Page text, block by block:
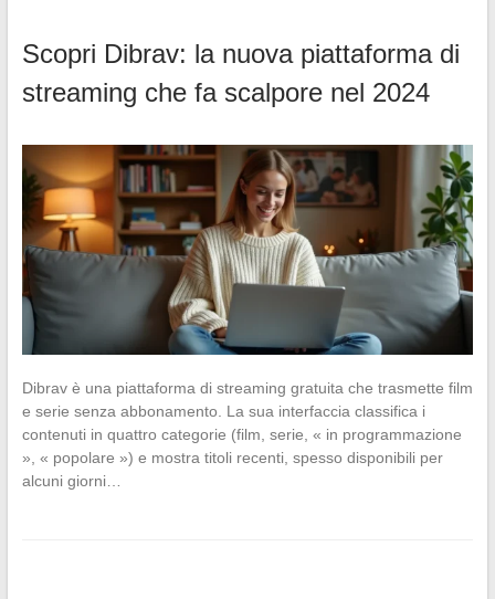
Scopri Dibrav: la nuova piattaforma di
streaming che fa scalpore nel 2024
Dibrav è una piattaforma di streaming gratuita che trasmette film
e serie senza abbonamento. La sua interfaccia classifica i
contenuti in quattro categorie (film, serie, « in programmazione
», « popolare ») e mostra titoli recenti, spesso disponibili per
alcuni giorni…